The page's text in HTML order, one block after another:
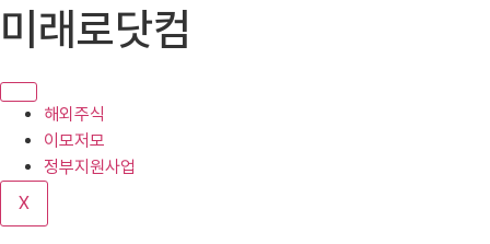
텐
로
기
미래로닷컴
해외주식
이모저모
정부지원사업
X